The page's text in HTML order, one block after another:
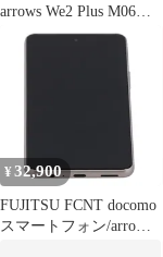
arrows We2 Plus M06
256GB スレートグレイ
ASMC06003 SIMフリー
¥ 32,900
FUJITSU FCNT docomo
スマートフォン/arrows